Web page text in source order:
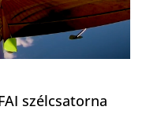
szélcsatorna